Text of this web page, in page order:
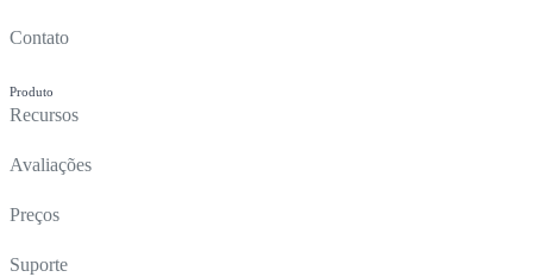
Contato
Produto
Recursos
Avaliações
Preços
Suporte